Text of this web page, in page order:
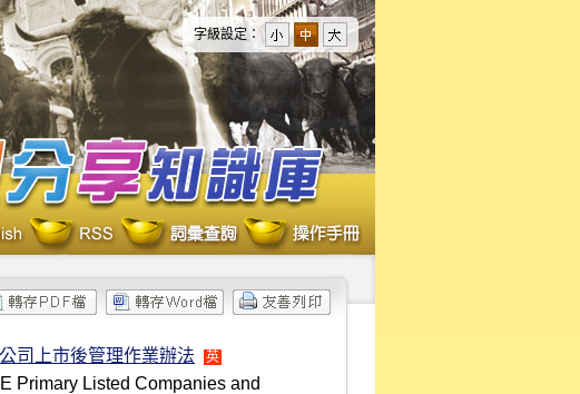
字級設定：
司上市後管理作業辦法 英
Primary Listed Companies and